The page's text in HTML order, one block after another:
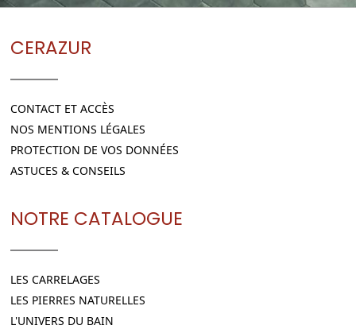
CERAZUR
CONTACT ET ACCÈS
NOS MENTIONS LÉGALES
PROTECTION DE VOS DONNÉES
ASTUCES & CONSEILS
NOTRE CATALOGUE
LES CARRELAGES
LES PIERRES NATURELLES
L'UNIVERS DU BAIN